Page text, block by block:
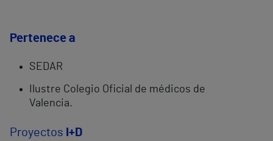
Pertenece a
SEDAR
Ilustre Colegio Oficial de médicos de
Valencia.
Proyectos I+D